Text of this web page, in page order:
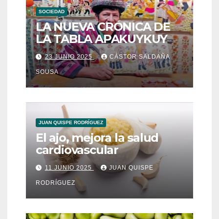
SOCIEDAD
LA NUEVA CRÓNICA DE
LA TABLA APAKUYKUY
23 JUNIO 2025 CÁSTOR SALDAÑA
SOUSA
JUAN QUISPE RODRÍGUEZ
El ajo, mejora la salud
cardiovascular
11 JUNIO 2025 JUAN QUISPE
RODRÍGUEZ